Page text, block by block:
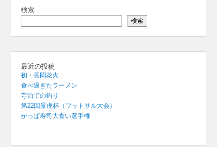
検索
検索
最近の投稿
初・長岡花火
食べ過ぎたラーメン
寺泊での釣り
第22回景虎杯（フットサル大会）
かっぱ寿司大食い選手権